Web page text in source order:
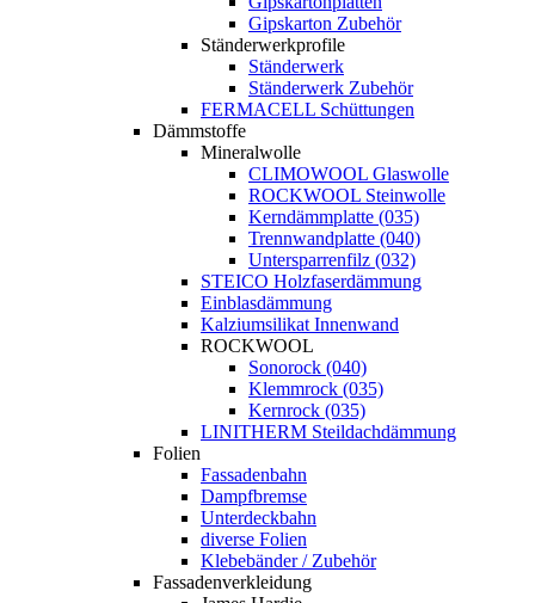
Gipskarton Zubehör
Ständerwerkprofile
Ständerwerk
Ständerwerk Zubehör
FERMACELL Schüttungen
Dämmstoffe
Mineralwolle
CLIMOWOOL Glaswolle
ROCKWOOL Steinwolle
Kerndämmplatte (035)
Trennwandplatte (040)
Untersparrenfilz (032)
STEICO Holzfaserdämmung
Einblasdämmung
Kalziumsilikat Innenwand
ROCKWOOL
Sonorock (040)
Klemmrock (035)
Kernrock (035)
LINITHERM Steildachdämmung
Folien
Fassadenbahn
Dampfbremse
Unterdeckbahn
diverse Folien
Klebebänder / Zubehör
Fassadenverkleidung